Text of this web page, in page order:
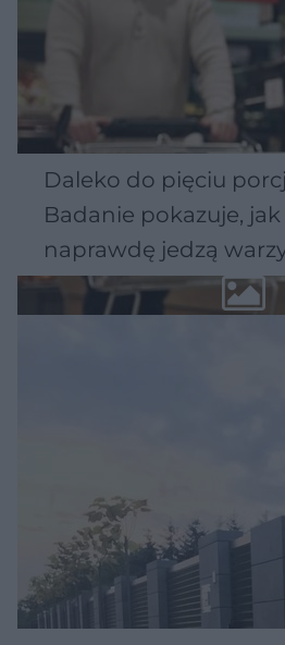
Daleko do pięciu
Badanie pokazuje, jak
naprawdę jedzą